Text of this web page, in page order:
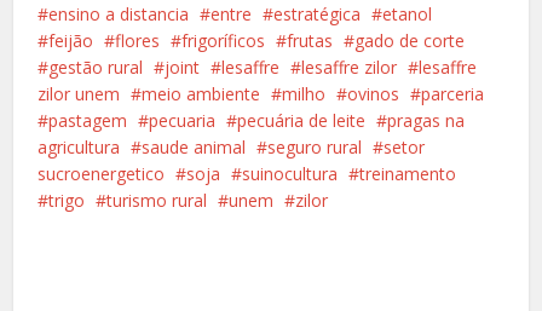
ensino a distancia
entre estratégica
etanol
feijão
flores frigoríficos frutas
gado de corte
gestão rural
joint lesaffre lesaffre zilor
lesaffre
zilor unem
meio ambiente milho ovinos
parceria
pastagem
pecuaria pecuária de leite
pragas na
agricultura
saude animal seguro rural
setor
sucroenergetico
soja suinocultura
treinamento
trigo
turismo rural unem zilor